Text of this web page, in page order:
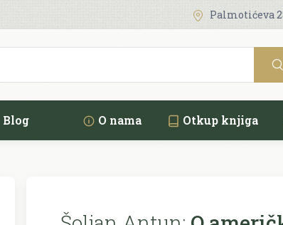
Palmotićeva
Blog O nama Otkup knjiga